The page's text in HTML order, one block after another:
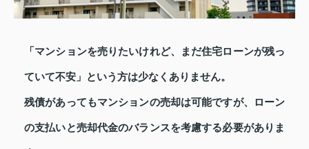
「マンションを売りたいけれど、まだ住宅ローンが残っ
ていて不安」という方は少なくありません。
残債があってもマンションの売却は可能ですが、ローン
の支払いと売却代金のバランスを考慮する必要がありま